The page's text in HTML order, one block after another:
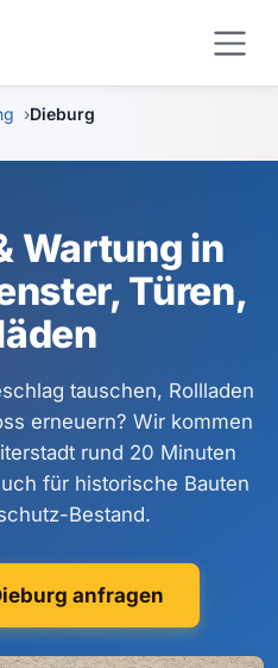
Dieburg
Wartung in
Türen,
tauschen, Rollladen
erneuern? Wir kommen
rund 20 Minuten
für historische Bauten
Bestand.
anfragen